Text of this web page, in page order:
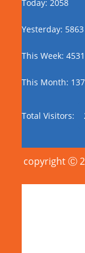
Today: 2058
Yesterday: 5863
This Week:
This Month:
Total Visitors:
copyright Ⓒ